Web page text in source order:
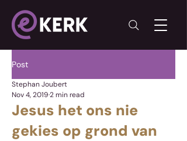
Post
Jesus het ons nie
gekies op grond van
Stephan Joubert
Nov 4, 20192 min read